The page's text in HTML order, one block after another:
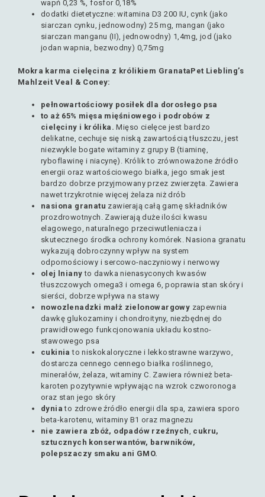
wapń 0,23 %, fosfor 0,18%
dodatki dietetyczne: witamina D3 200 IU, cynk (jako
siarczan cynku, jednowodny) 25 mg, mangan (jako
siarczan manganu (II), jednowodny) 1,4mg, jod (jako
jodan wapnia, bezwodny) 0,75mg
Mokra karma cielęcina z królikiem GranataPet Liebling’s
Mahlzeit Veal & Coney:
pełnowartościowy posiłek dla dorosłego psa
to aż 65% mięsa mięśniowego i podrobów z
cielęciny i królika.Mięso cielęce jest bardzo
delikatne, cechuje się niską zawartością tłuszczu, jest
niezwykle bogate witaminy z grupy B (tiaminę,
ryboflawinę i niacynę). Królik to zrównoważone źródło
energii oraz wartościowego białka, jego smak jest
bardzo dobrze przyjmowany przez zwierzęta. Zawiera
nawet trzykrotnie więcej żelaza niż drób
nasiona granatu zawierają całą gamę składników
prozdrowotnych. Zawierają duże ilości kwasu
elagowego, naturalnego przeciwutleniacza i
skutecznego środka ochrony komórek. Nasiona granatu
wykazują dobroczynny wpływ na system
odpornościowy i sercowo-naczyniowy i nerwowy
olej lniany to dawka nienasyconych kwasów
tłuszczowych omega3 i omega 6, poprawia stan skóry i
sierści, dobrze wpływa na stawy
nowozlenadzki małż zielonowargowy zapewnia
dawkę glukozaminy i chondroityny, niezbędnej do
prawidłowego funkcjonowania układu kostno-
stawowego psa
cukiniato niskokaloryczne i lekkostrawne warzywo,
dostarcza cennego cennego białka roślinnego,
minerałów, żelaza, witaminy C. Zawiera również beta-
karoten pozytywnie wpływając na wzrok czworonoga
oraz stan jego skóry
dyniato zdrowe źródło energii dla spa, zawiera sporo
beta-karotenu, witaminy B1 oraz magnezu
nie zawiera zbóż, odpadów rzeźnych, cukru,
sztucznych konserwantów, barwników,
polepszaczy smaku ani GMO.